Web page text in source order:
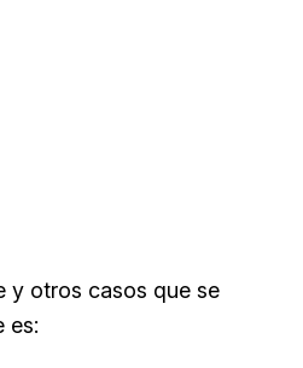
y otros casos que se
es: